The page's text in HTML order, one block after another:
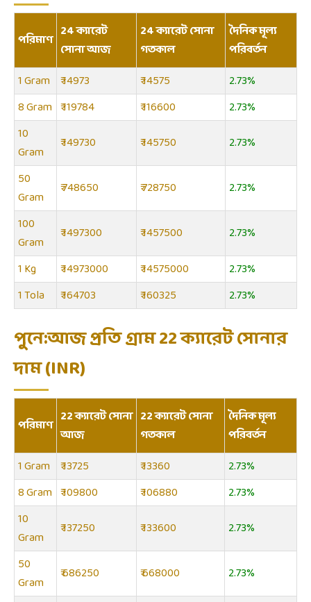
পরিমাণ 24 ক্যারেট
সোনা আজ
24 ক্যারেট সোনা
গতকাল
দৈনিক মূল্য
পরিবর্তন
1 Gram ₹ 14973 ₹ 14575
2.73%
8 Gram ₹ 119784 ₹ 116600
2.73%
10
Gram
₹ 149730 ₹ 145750
2.73%
50
Gram
₹ 748650 ₹ 728750
2.73%
100
Gram
₹ 1497300 ₹ 1457500
2.73%
1 Kg
₹ 14973000 ₹ 14575000
2.73%
1 Tola
₹ 164703 ₹ 160325 2.73%
পুনে:আজ প্রতি গ্রাম 22 ক্যারেট সোনার
দাম (INR)
পরিমাণ 22 ক্যারেট সোনা
আজ
22 ক্যারেট সোনা
গতকাল
দৈনিক মূল্য
পরিবর্তন
1 Gram ₹ 13725 ₹ 13360
2.73%
8 Gram ₹ 109800 ₹ 106880
2.73%
10
Gram
₹ 137250 ₹ 133600
2.73%
50
Gram
₹ 686250 ₹ 668000
2.73%